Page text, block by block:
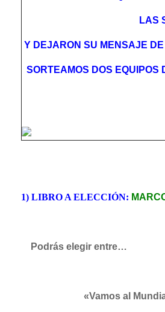
LAS
Y DEJARON SU MENSAJE
SORTEAMOS DOS EQUIPOS
1) LIBRO A ELECCIÓN:
Podrás elegir entre…
«Vamos al Mundial